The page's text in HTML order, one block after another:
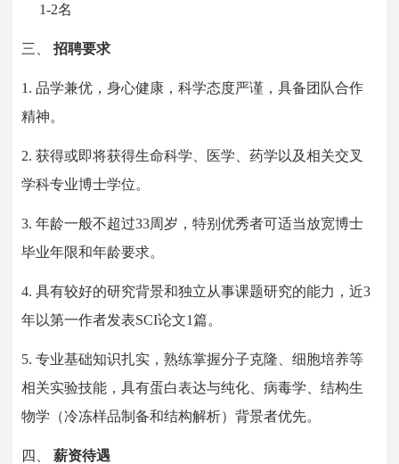
1-2名
三、招聘要求
1.品学兼优，身心健康，科学态度严谨，具备团队合作
精神。
2.获得或即将获得生命科学、医学、药学以及相关交叉
学科专业博士学位。
3.年龄一般不超过33周岁，特别优秀者可适当放宽博士
毕业年限和年龄要求。
4.具有较好的研究背景和独立从事课题研究的能力，近3
年以第一作者发表SCI论文1篇。
5.专业基础知识扎实，熟练掌握分子克隆、细胞培养等
相关实验技能，具有蛋白表达与纯化、病毒学、结构生
物学（冷冻样品制备和结构解析）背景者优先。
四、薪资待遇